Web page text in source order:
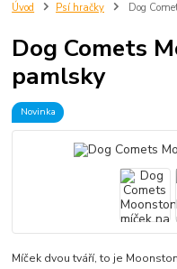
Úvod Psí hračky Dog
Dog Comets
pamlsky
Novinka
Míček dvou tváří, to je